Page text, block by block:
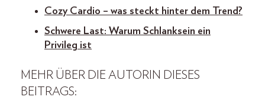
Cozy Cardio – was steckt hinter dem Trend?
Schwere Last: Warum Schlanksein ein
Privileg ist
MEHR ÜBER DIE AUTORIN DIESES
BEITRAGS: